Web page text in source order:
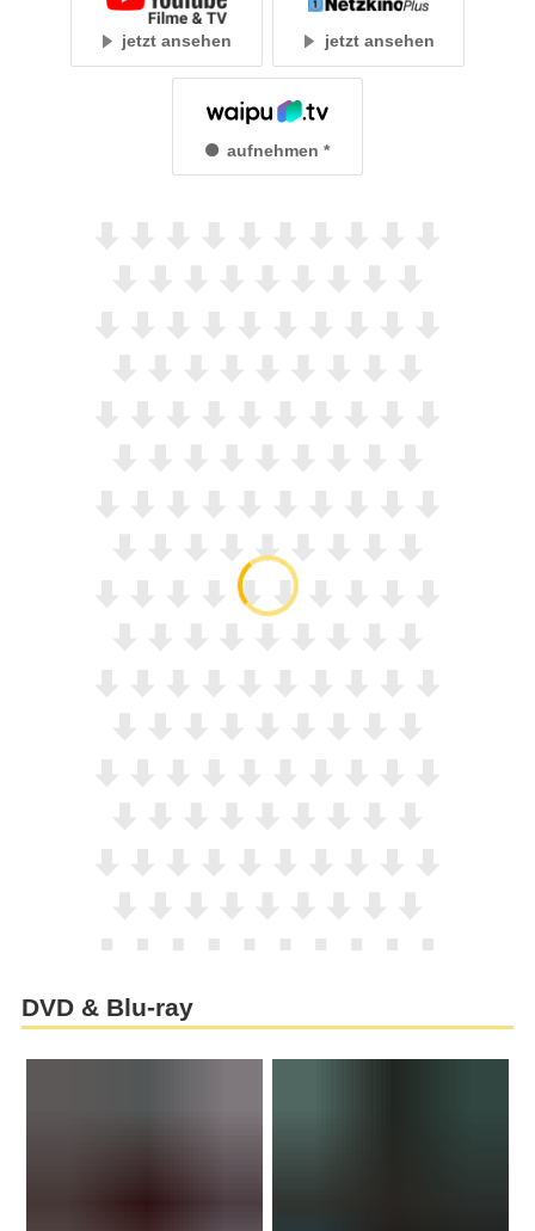
jetzt ansehen jetzt ansehen
aufnehmen
DVD & Blu-ray